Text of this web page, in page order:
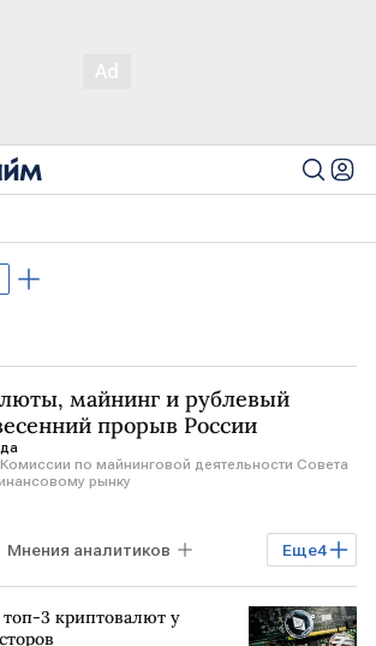
майнинг и рублевый
прорыв России
по майнинговой деятельности Совета
рынку
Еще4
Мнения аналитиков
Средняя Азия
3 криптовалют у